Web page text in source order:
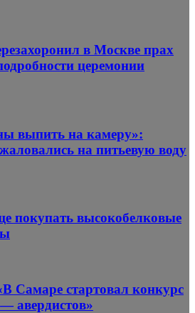
в Москве прах
церемонии
выпить на камеру»:
на питьевую воду
покупать высокобелковые
Самаре стартовал конкурс
авердистов»